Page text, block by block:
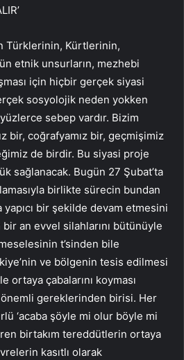
Türklerinin, Kürtlerinin,
etnik unsurların, mezhebi
için hiçbir gerçek siyasi
sosyolojik neden yokken
sebep vardır. Bizim
bir, coğrafyamız bir, geçmişimiz
de birdir. Bu siyasi proje
sağlanacak. Bugün 27 Şubat’ta
birlikte sürecin bundan
yapıcı bir şekilde devam etmesini
an evvel silahlarını bütünüyle
t’sinden bile
ve bölgenin tesis edilmesi
ortaya çabalarını koyması
gereklerinden birisi. Her
‘acaba şöyle mi olur böyle mi
birtakım tereddütlerin ortaya
kasıtlı olarak